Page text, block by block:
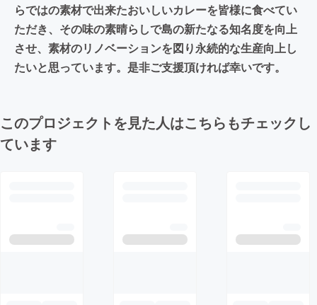
らではの素材で出来たおいしいカレーを皆様に食べてい
ただき、その味の素晴らしで島の新たなる知名度を向上
させ、素材のリノベーションを図り永続的な生産向上し
たいと思っています。是非ご支援頂ければ幸いです。
このプロジェクトを見た人はこちらもチェックし
ています